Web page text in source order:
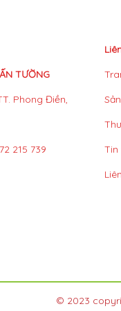
TƯỜNG
Phong Điền,
215 739
Tin
© 2023